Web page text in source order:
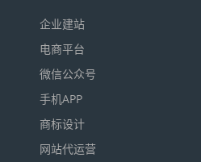
企业建站
电商平台
微信公众号
手机APP
商标设计
网站代运营